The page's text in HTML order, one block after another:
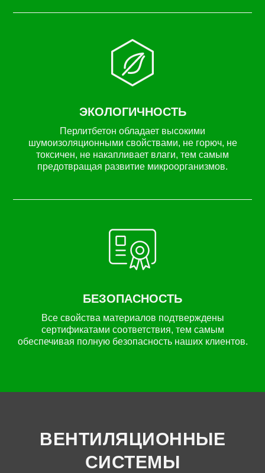
ЭКОЛОГИЧНОСТЬ
Перлитбетон обладает высокими
шумоизоляционными свойствами, не горюч, не
токсичен, не накапливает влаги, тем самым
предотвращая развитие микроорганизмов.
БЕЗОПАСНОСТЬ
Все свойства материалов подтверждены
сертификатами соответствия, тем самым
обеспечивая полную безопасность наших клиентов.
ВЕНТИЛЯЦИОННЫЕ
СИСТЕМЫ